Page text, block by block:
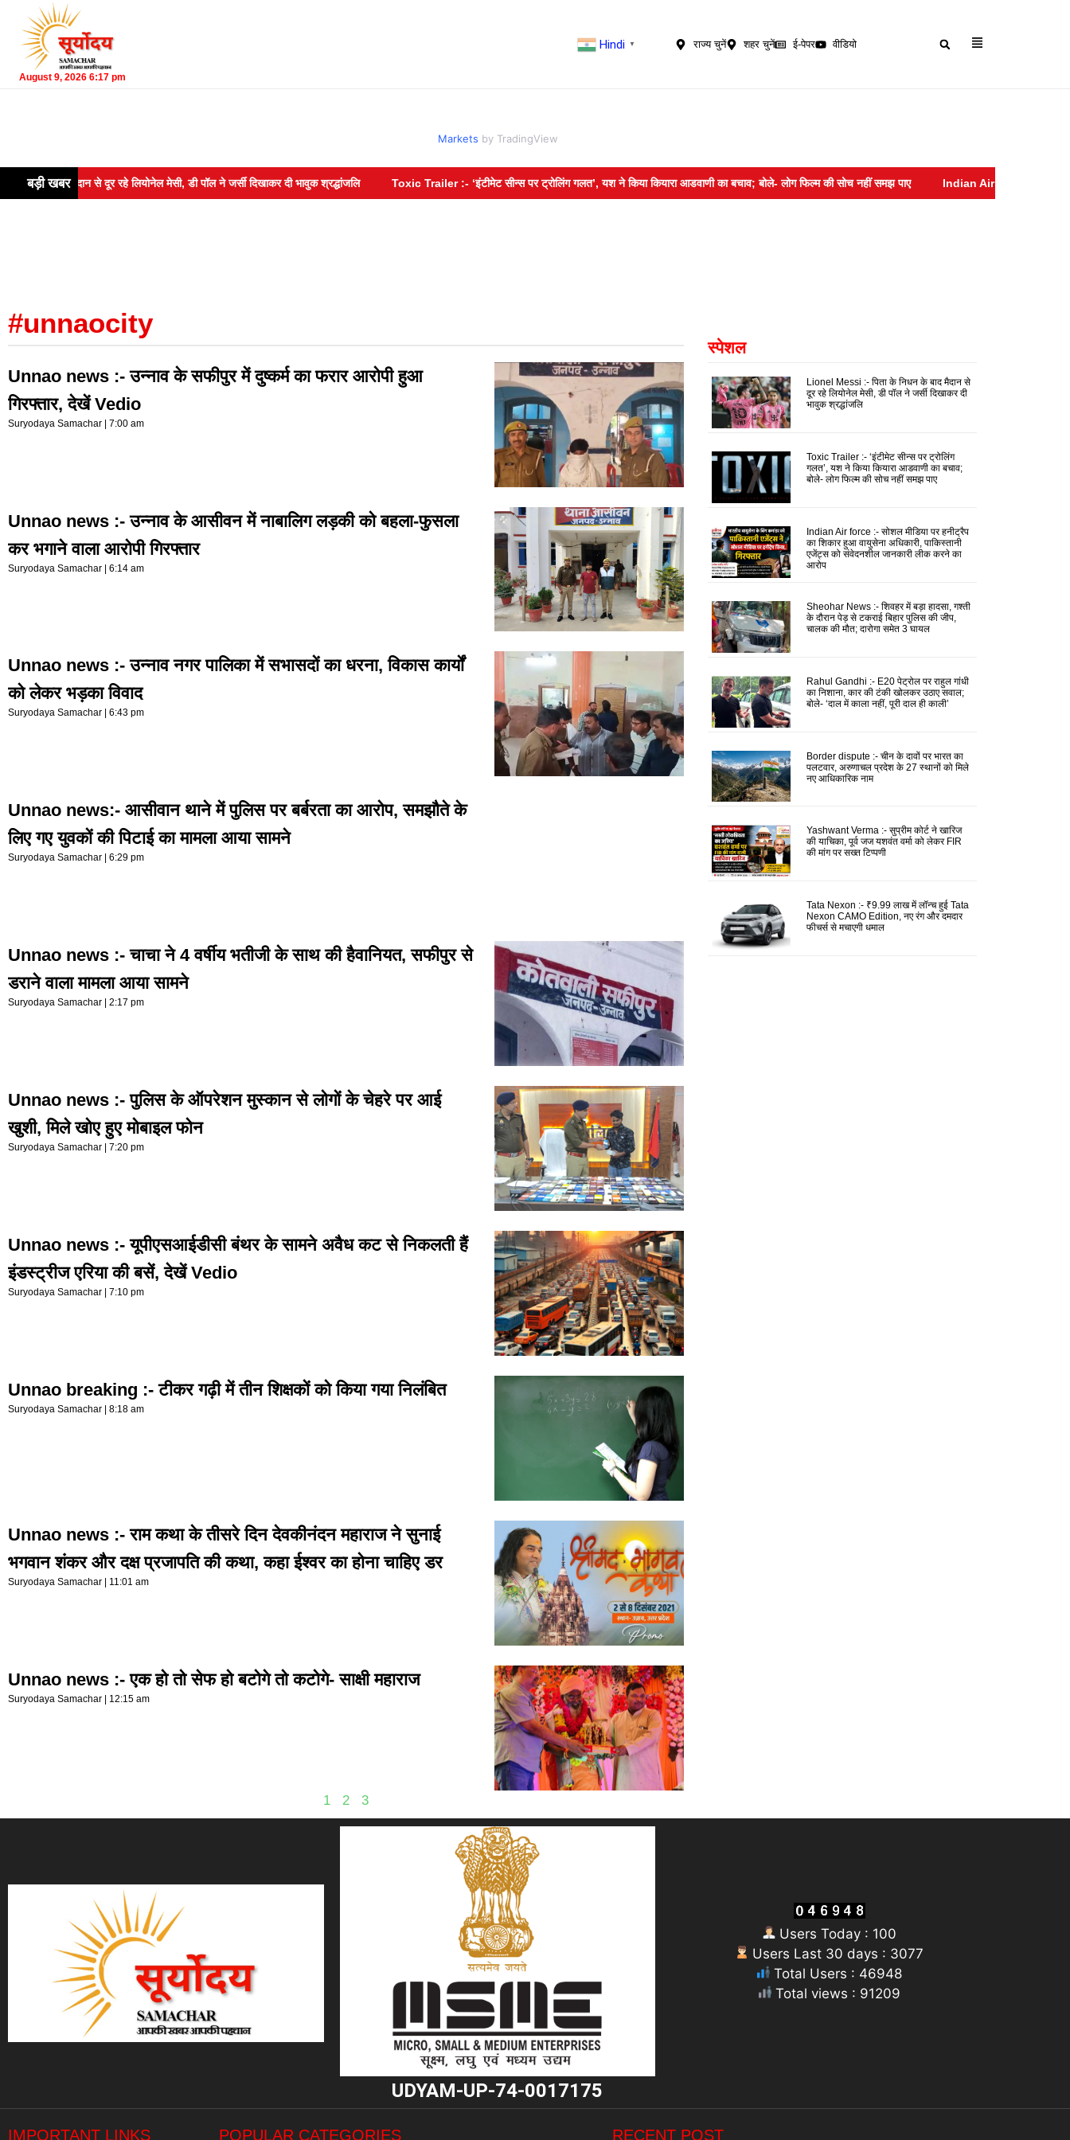
August 9, 2026 6:17 pm
Hindi ▼ राज्य चुनें शहर चुनें ई-पेपर वीडियो
Markets by TradingView
बड़ी खबर
बाद मैदान से दूर रहे लियोनेल मेसी, डी पॉल ने जर्सी दिखाकर दी भावुक श्रद्धांजलि Toxic Trailer :- ‘इंटीमेट सीन्स पर ट्रोलिंग गलत’, यश ने किया कियारा आडवाणी का बचाव; बोले- लोग फिल्म की सोच नहीं समझ पाए Indian Air force :- सोशल मीडिया
#unnaocity
Unnao news :- उन्नाव के सफीपुर में दुष्कर्म का फरार आरोपी हुआ
गिरफ्तार, देखें Vedio
Suryodaya Samachar 7:00 am
Unnao news :- उन्नाव के आसीवन में नाबालिग लड़की को बहला-फुसला
कर भगाने वाला आरोपी गिरफ्तार
Suryodaya Samachar 6:14 am
Unnao news :- उन्नाव नगर पालिका में सभासदों का धरना, विकास कार्यों
को लेकर भड़का विवाद
Suryodaya Samachar 6:43 pm
Unnao news:- आसीवान थाने में पुलिस पर बर्बरता का आरोप, समझौते के
लिए गए युवकों की पिटाई का मामला आया सामने
Suryodaya Samachar 6:29 pm
Unnao news :- चाचा ने 4 वर्षीय भतीजी के साथ की हैवानियत, सफीपुर से
डराने वाला मामला आया सामने
Suryodaya Samachar 2:17 pm
Unnao news :- पुलिस के ऑपरेशन मुस्कान से लोगों के चेहरे पर आई
खुशी, मिले खोए हुए मोबाइल फोन
Suryodaya Samachar 7:20 pm
Unnao news :- यूपीएसआईडीसी बंथर के सामने अवैध कट से निकलती हैं
इंडस्ट्रीज एरिया की बसें, देखें Vedio
Suryodaya Samachar 7:10 pm
Unnao breaking :- टीकर गढ़ी में तीन शिक्षकों को किया गया निलंबित
Suryodaya Samachar 8:18 am
Unnao news :- राम कथा के तीसरे दिन देवकीनंदन महाराज ने सुनाई
भगवान शंकर और दक्ष प्रजापति की कथा, कहा ईश्वर का होना चाहिए डर
Suryodaya Samachar 11:01 am
Unnao news :- एक हो तो सेफ हो बटोगे तो कटोगे- साक्षी महाराज
Suryodaya Samachar 12:15 am
1 2 3
स्पेशल
Lionel Messi :- पिता के निधन के बाद मैदान से
दूर रहे लियोनेल मेसी, डी पॉल ने जर्सी दिखाकर दी
भावुक श्रद्धांजलि
Toxic Trailer :- ‘इंटीमेट सीन्स पर ट्रोलिंग
गलत’, यश ने किया कियारा आडवाणी का बचाव;
बोले- लोग फिल्म की सोच नहीं समझ पाए
Indian Air force :- सोशल मीडिया पर हनीट्रैप
का शिकार हुआ वायुसेना अधिकारी, पाकिस्तानी
एजेंट्स को संवेदनशील जानकारी लीक करने का
आरोप
Sheohar News :- शिवहर में बड़ा हादसा, गश्ती
के दौरान पेड़ से टकराई बिहार पुलिस की जीप,
चालक की मौत; दारोगा समेत 3 घायल
Rahul Gandhi :- E20 पेट्रोल पर राहुल गांधी
का निशाना, कार की टंकी खोलकर उठाए सवाल;
बोले- ‘दाल में काला नहीं, पूरी दाल ही काली’
Border dispute :- चीन के दावों पर भारत का
पलटवार, अरुणाचल प्रदेश के 27 स्थानों को मिले
नए आधिकारिक नाम
Yashwant Verma :- सुप्रीम कोर्ट ने खारिज
की याचिका, पूर्व जज यशवंत वर्मा को लेकर FIR
की मांग पर सख्त टिप्पणी
Tata Nexon :- ₹9.99 लाख में लॉन्च हुई Tata
Nexon CAMO Edition, नए रंग और दमदार
फीचर्स से मचाएगी धमाल
UDYAM-UP-74-0017175
Users Today : 100
Users Last 30 days : 3077
Total Users : 46948
Total views : 91209
IMPORTANT LINKS POPULAR CATEGORIES RECENT POST